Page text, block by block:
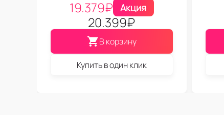
19.379₽ Акция
20.399₽
В корзину
Купить в один клик